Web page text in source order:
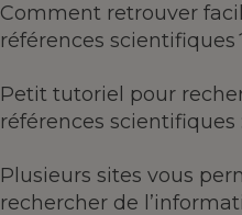
Comment retrouver
références scientifiques
Petit tutoriel pour
références scientifiques :
Plusieurs sites vous
rechercher de